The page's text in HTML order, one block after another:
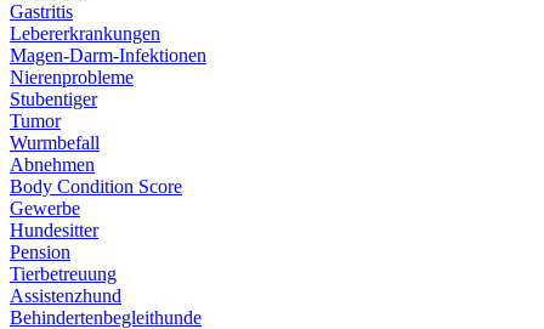
Gastritis
Lebererkrankungen
Magen-Darm-Infektionen
Nierenprobleme
Stubentiger
Tumor
Wurmbefall
Abnehmen
Body Condition Score
Gewerbe
Hundesitter
Pension
Tierbetreuung
Assistenzhund
Behindertenbegleithunde